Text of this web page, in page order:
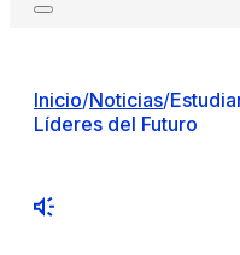
Inicio/Noticias/
Líderes del Futuro